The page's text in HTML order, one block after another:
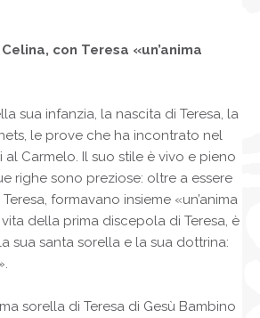
con Teresa «un’anima
sua infanzia, la nascita di Teresa, la
le prove che ha incontrato nel
al Carmelo. Il suo stile è vivo e pieno
righe sono preziose: oltre a essere
formavano insieme «un’anima
della prima discepola di Teresa, è
sua santa sorella e la sua dottrina:
sorella di Teresa di Gesù Bambino